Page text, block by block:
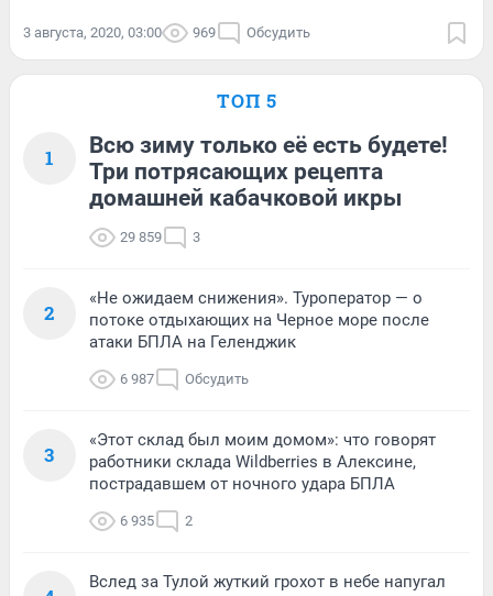
3 августа, 2020, 03:00 969 Обсудить
ТОП 5
1
Всю зиму только её есть будете!
Три потрясающих рецепта
домашней кабачковой икры
29 859 3
2
«Не ожидаем снижения». Туроператор — о
потоке отдыхающих на Черное море после
атаки БПЛА на Геленджик
6 987 Обсудить
3
«Этот склад был моим домом»: что говорят
работники склада Wildberries в Алексине,
пострадавшем от ночного удара БПЛА
6 935 2
Вслед за Тулой жуткий грохот в небе напугал